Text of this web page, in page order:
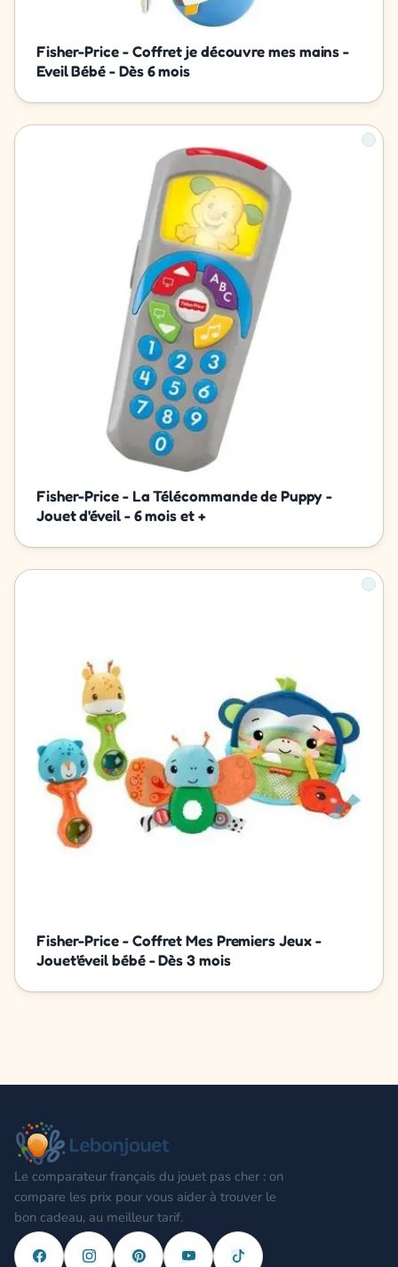
Fisher-Price - Coffret je découvre mes mains -
Eveil Bébé - Dès 6 mois
Fisher-Price - La Télécommande de Puppy -
Jouet d'éveil - 6 mois et +
Fisher-Price - Coffret Mes Premiers Jeux -
Jouet'éveil bébé - Dès 3 mois
Le comparateur français du jouet pas cher : on
compare les prix pour vous aider à trouver le
bon cadeau, au meilleur tarif.